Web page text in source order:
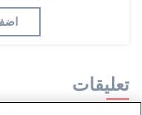
تعليقات